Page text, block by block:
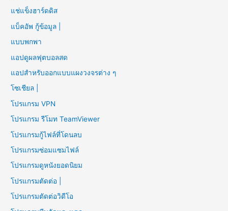
แช่แข็งฮาร์ดดิส
แบ็คอัพ กู้ข้อมูล |
แบบพกพา
แอปดูผลฟุตบอลสด
แอปสำหรับออกแบบแผงวงจรต่าง ๆ
โซเชียล |
โปรแกรม VPN
โปรแกรม รีโมท TeamViewer
โปรแกรมกู้ไฟล์ที่โดนลบ
โปรแกรมซ่อมแซมไฟล์
โปรแกรมดูหนังยอดนิยม
โปรแกรมตัดต่อ |
โปรแกรมตัดต่อวิดีโอ